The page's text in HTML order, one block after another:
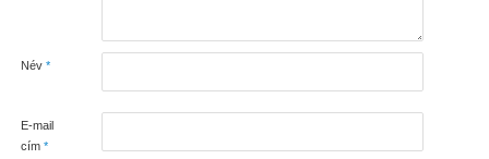
Név *
E-mail
cím *